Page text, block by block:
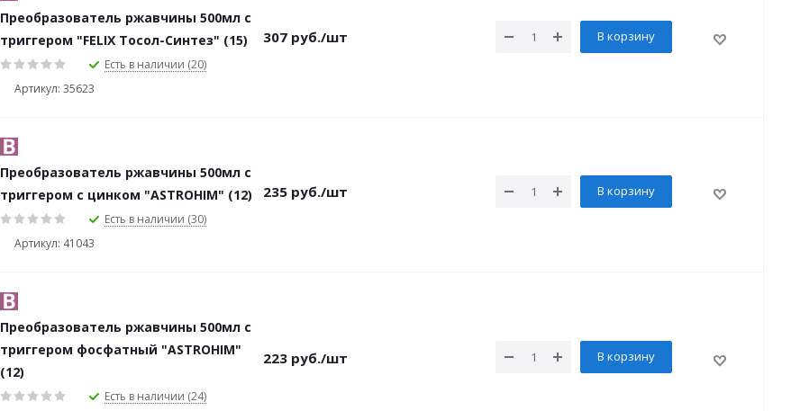
Преобразователь ржавчины 500мл с
триггером "FELIX Тосол-Синтез" (15)
Есть в наличии (20)
Артикул: 35623
307 руб./шт В корзину
Преобразователь ржавчины 500мл с
триггером с цинком "ASTROHIM" (12)
Есть в наличии (30)
Артикул: 41043
235 руб./шт В корзину
Преобразователь ржавчины 500мл с
триггером фосфатный "ASTROHIM"
(12)
Есть в наличии (24)
223 руб./шт В корзину